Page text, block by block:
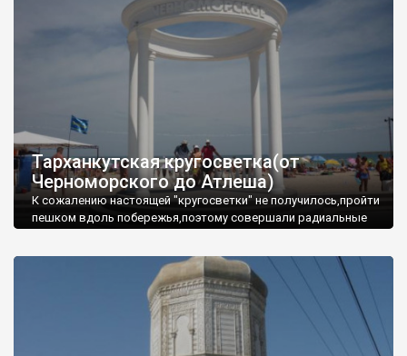
Тарханкутская кругосветка(от
Черноморского до Атлеша)
К сожалению настоящей "кругосветки" не получилось,пройти
пешком вдоль побережья,поэтому совершали радиальные